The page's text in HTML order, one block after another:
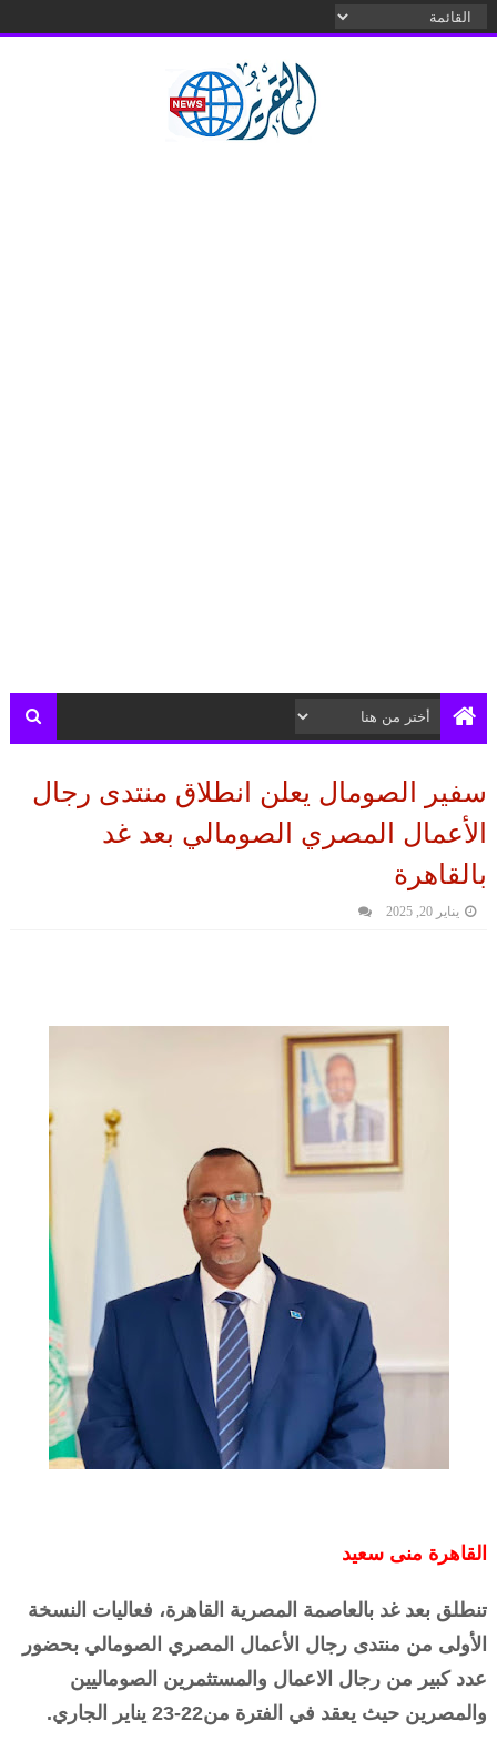
سفير الصومال يعلن انطلاق منتدى رجال
الأعمال المصري الصومالي بعد غد
بالقاهرة
يناير 20, 2025
القاهرة منى سعيد
تنطلق بعد غد بالعاصمة المصرية القاهرة، فعاليات النسخة
الأولى من منتدى رجال الأعمال المصري الصومالي بحضور
عدد كبير من رجال الاعمال والمستثمرين الصوماليين
والمصرين حيث يعقد في الفترة من22-23 يناير الجاري.